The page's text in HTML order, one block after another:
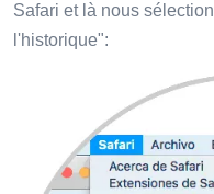
Safari et là nous
l'historique":